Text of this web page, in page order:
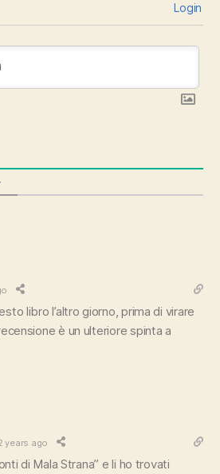
Login
libro l’altro giorno, prima di virare
è un ulteriore spinta a
years ago
di Mala Strana” e li ho trovati